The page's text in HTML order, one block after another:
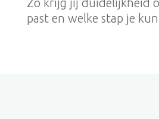
Zo krijg jij duidelijkheid
past en welke stap je